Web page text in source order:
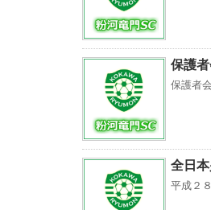
保護
保護者
全日
平成２